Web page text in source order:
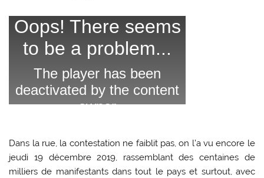
Dans la rue, la contestation ne faiblit pas, on l’a vu encore le
jeudi 19 décembre 2019, rassemblant des centaines de
milliers de manifestants dans tout le pays et surtout, avec